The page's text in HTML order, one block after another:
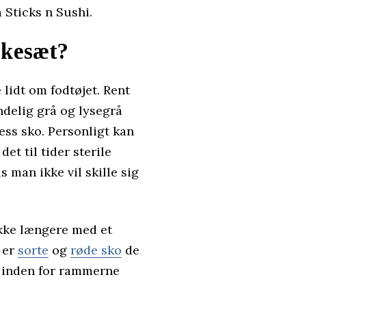
n Sushi.
lidt om fodtøjet. Rent
grå og lysegrå
sko. Personligt kan
det til tider sterile
man ikke vil skille sig
længere med et
sorte og røde sko de
for rammerne